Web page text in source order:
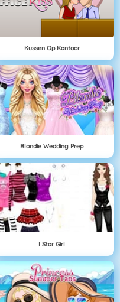
Kussen Op Kantoor
Blondie Wedding Prep
I Star Girl